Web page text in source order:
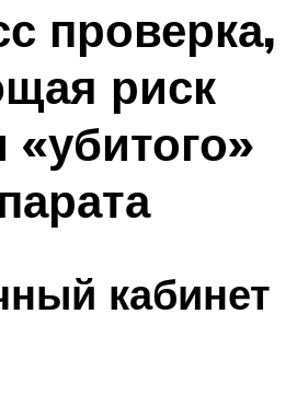
проверка,
риск
«убитого»
кабинет